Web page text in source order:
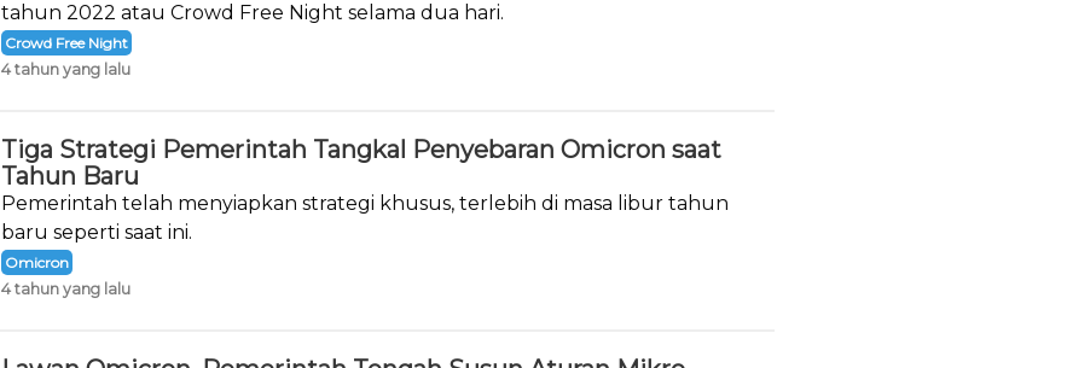
tahun 2022 atau Crowd Free Night selama dua hari.
Crowd Free Night
4 tahun yang lalu
Tiga Strategi Pemerintah Tangkal Penyebaran Omicron saat
Tahun Baru
Pemerintah telah menyiapkan strategi khusus, terlebih di masa libur tahun
baru seperti saat ini.
Omicron
4 tahun yang lalu